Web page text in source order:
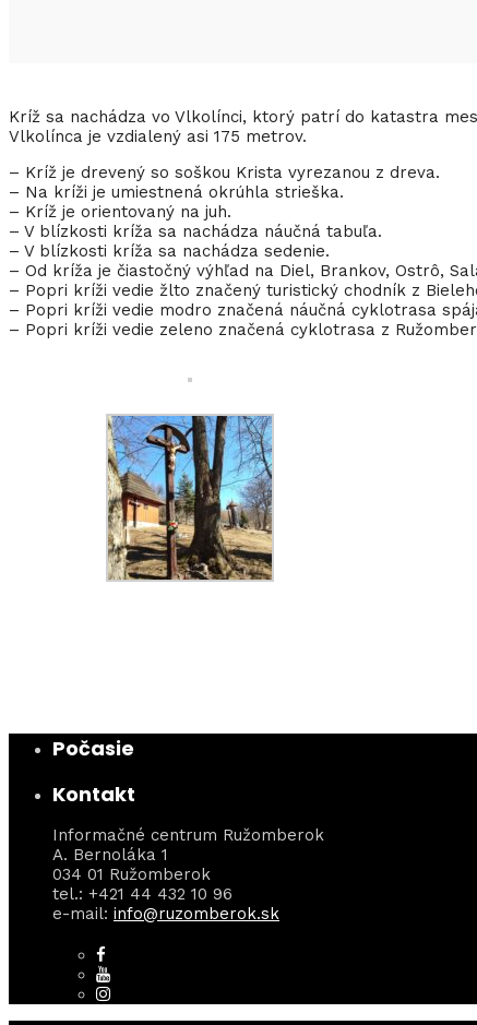
Kríž sa nachádza vo Vlkolínci, ktorý patrí do katastra
Vlkolínca je vzdialený asi 175 metrov.
– Kríž je drevený so soškou Krista vyrezanou z dreva.
– Na kríži je umiestnená okrúhla strieška.
– Kríž je orientovaný na juh.
– V blízkosti kríža sa nachádza náučná tabuľa.
– V blízkosti kríža sa nachádza sedenie.
– Od kríža je čiastočný výhľad na Diel, Brankov, Ostrô,
– Popri kríži vedie žlto značený turistický chodník z
– Popri kríži vedie modro značená náučná cyklotrasa
– Popri kríži vedie zeleno značená cyklotrasa z
Počasie
Kontakt
Informačné centrum Ružomberok
A. Bernoláka 1
034 01 Ružomberok
tel.: +421 44 432 10 96
e-mail: info@ruzomberok.sk